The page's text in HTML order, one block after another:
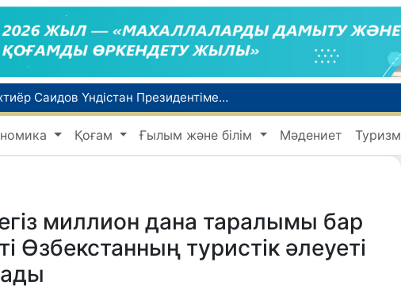
Өзбекстан СІМ басшысы Бахтиёр Саидов Үндістан Президентімен екіжақты байланыстарды нығайту мәселелерін талқылады
Грекияда өрт сөндіру тікұшақтарының соқтығысуынан екі адам қаза тапты
төмендеді
Қоғам Ғылым және білім Мәдениет Туризм
миллион дана таралымы бар
Өзбекстанның туристік әлеуеті